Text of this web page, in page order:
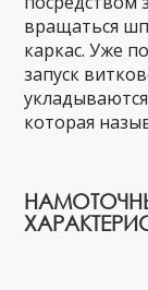
вращаться
каркас. Уже
запуск
которая